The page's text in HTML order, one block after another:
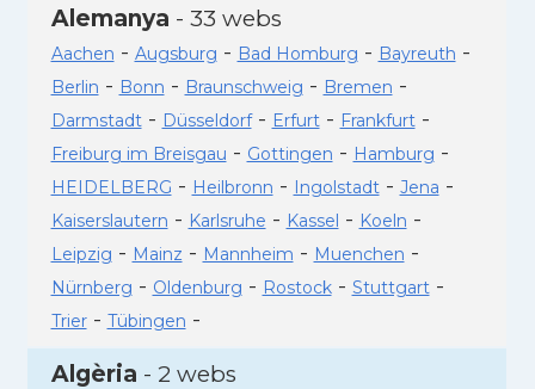
Alemanya - 33 webs
Aachen - Augsburg - Bad Homburg - Bayreuth -
Berlin - Bonn - Braunschweig - Bremen -
Darmstadt- Düsseldorf- Erfurt- Frankfurt-
Freiburg im Breisgau - Gottingen - Hamburg -
HEIDELBERG - Heilbronn - Ingolstadt- Jena -
Kaiserslautern - Karlsruhe - Kassel - Koeln -
Leipzig - Mainz - Mannheim - Muenchen -
Nürnberg - Oldenburg - Rostock- Stuttgart-
Trier- Tübingen -
Algèria - 2 webs